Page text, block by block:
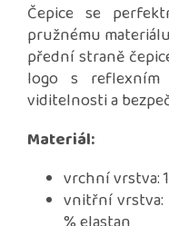
Čepice se
pružnému
přední straně
logo s reflexním
viditelnosti a
Materiál:
vrchní vrstva:
vnitřní vrstva: